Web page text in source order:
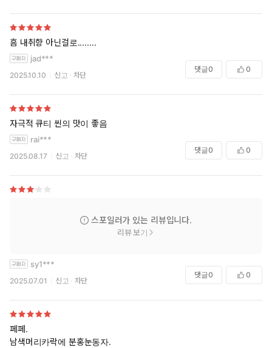
흠 내취향 아닌걸로........
jad***
2025.10.10 신고 차단
댓글0 0
자극적 큐티 씬의 맛이 좋음
rai***
2025.08.17 신고 차단
댓글0 0
스포일러가 있는 리뷰입니다.
리뷰 보기
sy1***
2025.07.01 신고 차단
댓글0 0
페페.
남색머리카락에 분홍눈동자.